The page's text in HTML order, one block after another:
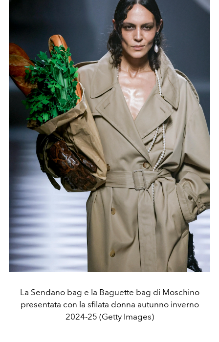
La Sendano bag e la Baguette bag di Moschino
presentata con la sfilata donna autunno inverno
2024-25 (Getty Images)